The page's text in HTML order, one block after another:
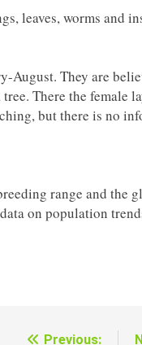
leaves, worms and
August. They are
There the female
but there is no
range and the
on population
Previous: